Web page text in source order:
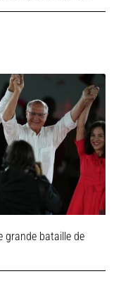
grande bataille de